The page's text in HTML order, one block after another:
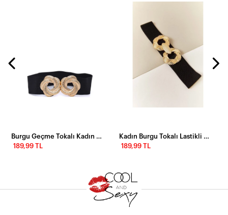
Burgu Geçme Tokalı Kadın Kemeri
189,99 TL
Kadın Burgu Tokalı Lastikli Kemer
189,99 TL